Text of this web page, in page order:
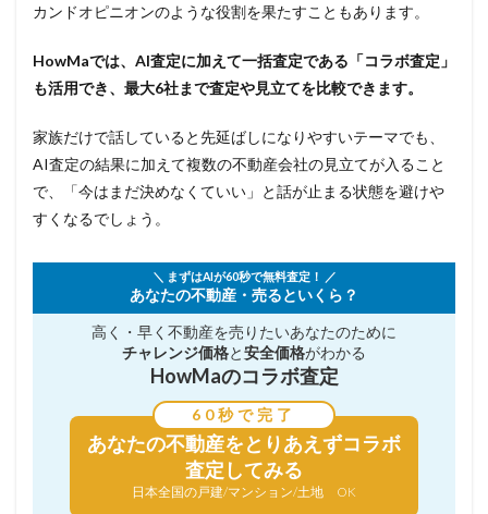
カンドオピニオンのような役割を果たすこともあります。
HowMaでは、AI査定に加えて一括査定である「コラボ査定」
も活用でき、最大6社まで査定や見立てを比較できます。
家族だけで話していると先延ばしになりやすいテーマでも、
AI査定の結果に加えて複数の不動産会社の見立てが入ること
で、「今はまだ決めなくていい」と話が止まる状態を避けや
すくなるでしょう。
＼ まずはAIが60秒で無料査定！ ／
あなたの不動産・売るといくら？
高く・早く不動産を売りたいあなたのために
チャレンジ価格と安全価格がわかる
HowMaのコラボ査定
60秒で完了
あなたの不動産をとりあえずコラボ
査定してみる
日本全国の戸建/マンション/土地 OK